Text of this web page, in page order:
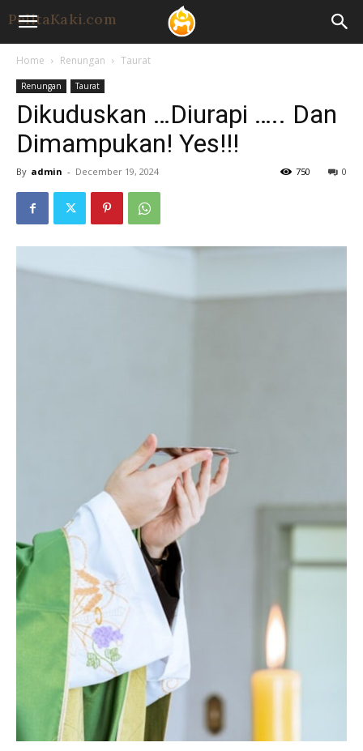
Home Renungan Taurat
Renungan Taurat
Dikuduskan …Diurapi ….. Dan
Dimampukan! Yes!!!
By admin - December 19, 2024 0
750